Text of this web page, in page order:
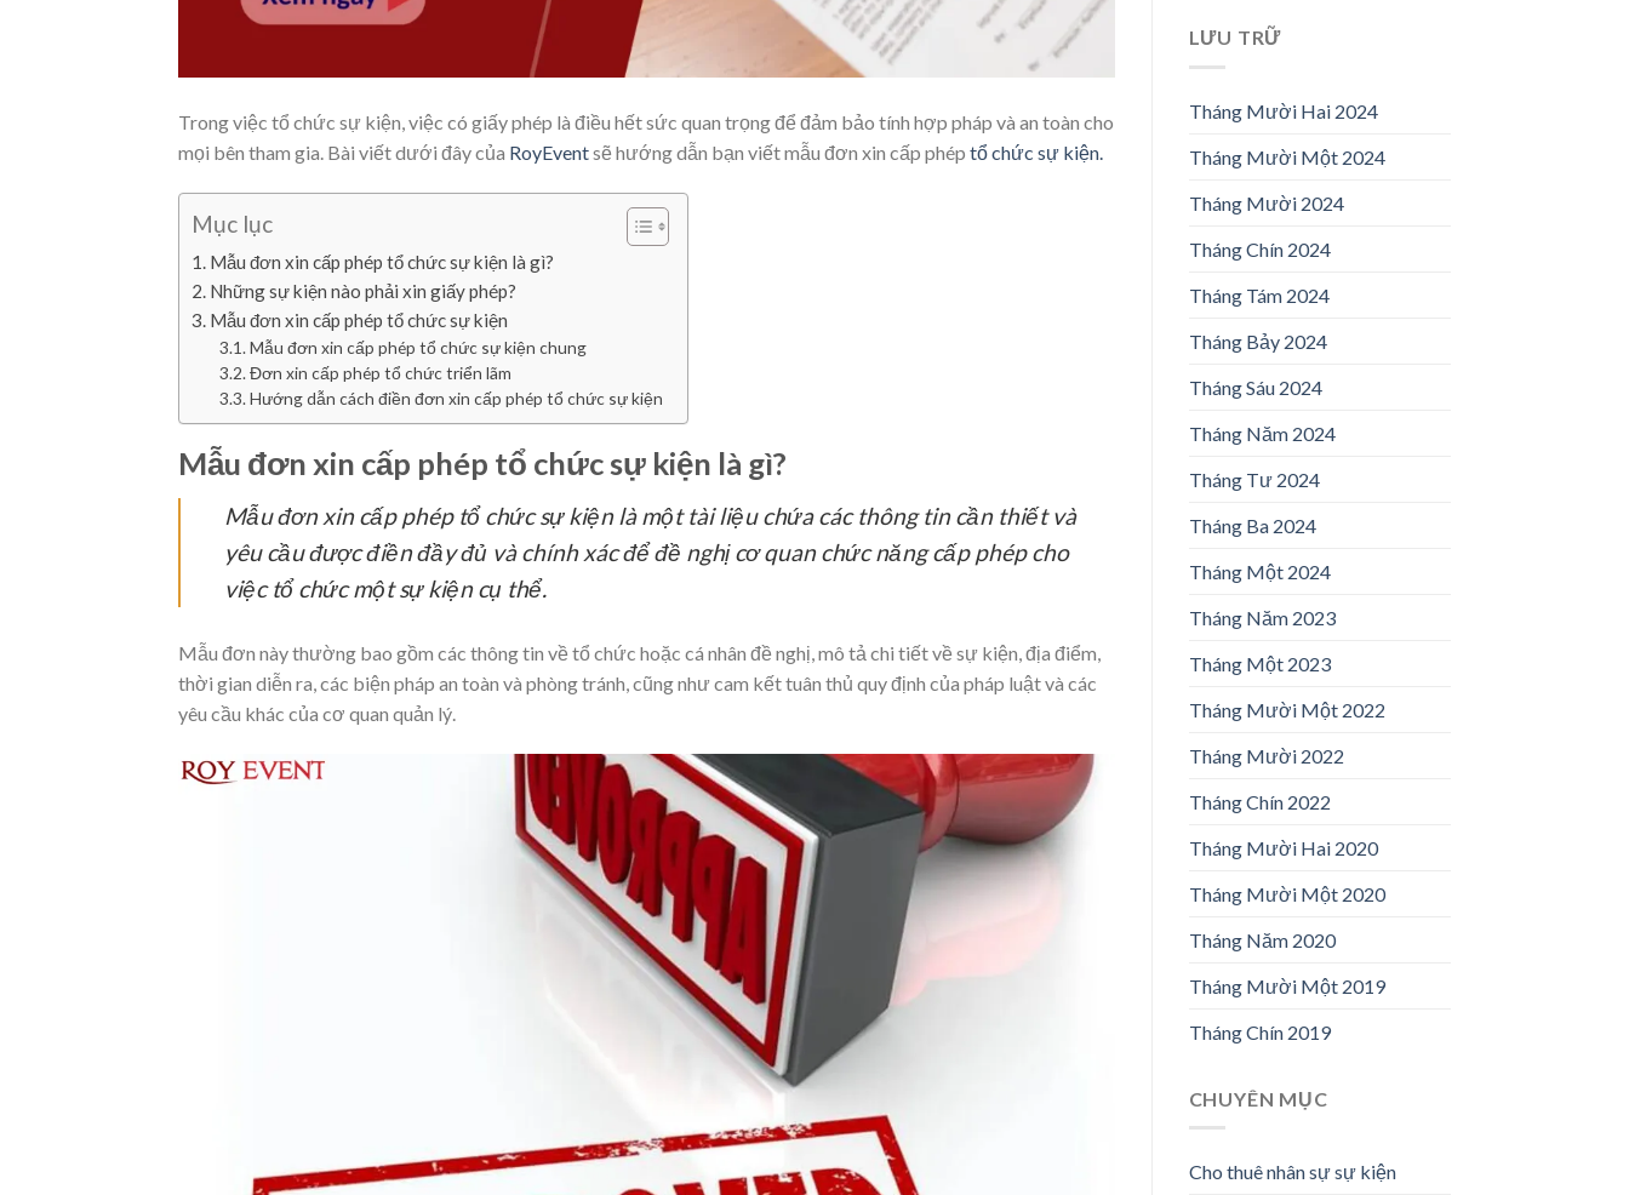
Trong việc tổ chức sự kiện, việc có giấy phép là điều hết sức quan trọng để đảm bảo tính hợp pháp và an toàn cho
mọi bên tham gia. Bài viết dưới đây của RoyEventsẽ hướng dẫn bạn viết mẫu đơn xin cấp phép tổ chức sự kiện.
Mục lục
Mẫu đơn xin cấp phép tổ chức sự kiện là gì?
Những sự kiện nào phải xin giấy phép?
Mẫu đơn xin cấp phép tổ chức sự kiện
Mẫu đơn xin cấp phép tổ chức sự kiện chung
Đơn xin cấp phép tổ chức triển lãm
Hướng dẫn cách điền đơn xin cấp phép tổ chức sự kiện
Mẫu đơn xin cấp phép tổ chức sự kiện là gì?
Mẫu đơn xin cấp phép tổ chức sự kiện là một tài liệu chứa các thông tin cần thiết và
yêu cầu được điền đầy đủ và chính xác để đề nghị cơ quan chức năng cấp phép cho
việc tổ chức một sự kiện cụ thể.
Mẫu đơn này thường bao gồm các thông tin về tổ chức hoặc cá nhân đề nghị, mô tả chi tiết về sự kiện, địa điểm,
thời gian diễn ra, các biện pháp an toàn và phòng tránh, cũng như cam kết tuân thủ quy định của pháp luật và các
yêu cầu khác của cơ quan quản lý.
LƯU TRỮ
Tháng Mười Hai 2024
Tháng Mười Một 2024
Tháng Mười 2024
Tháng Chín 2024
Tháng Tám 2024
Tháng Bảy 2024
Tháng Sáu 2024
Tháng Năm 2024
Tháng Tư 2024
Tháng Ba 2024
Tháng Một 2024
Tháng Năm 2023
Tháng Một 2023
Tháng Mười Một 2022
Tháng Mười 2022
Tháng Chín 2022
Tháng Mười Hai 2020
Tháng Mười Một 2020
Tháng Năm 2020
Tháng Mười Một 2019
Tháng Chín 2019
CHUYÊN MỤC
Cho thuê nhân sự sự kiện